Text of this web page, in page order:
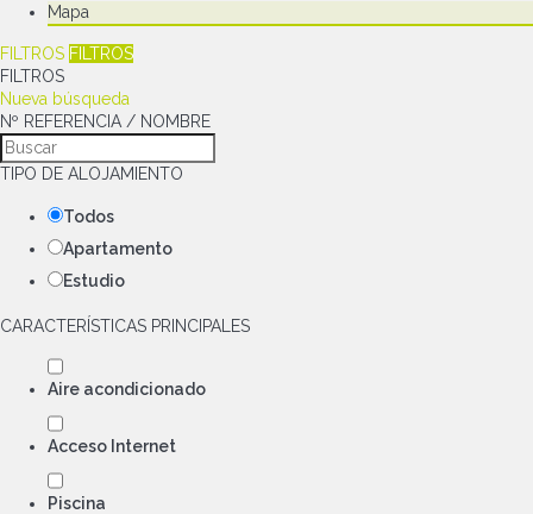
Mapa
FILTROS FILTROS
FILTROS
Nueva búsqueda
Nº REFERENCIA / NOMBRE
TIPO DE ALOJAMIENTO
Todos
Apartamento
Estudio
CARACTERÍSTICAS PRINCIPALES
Aire acondicionado
Acceso Internet
Piscina